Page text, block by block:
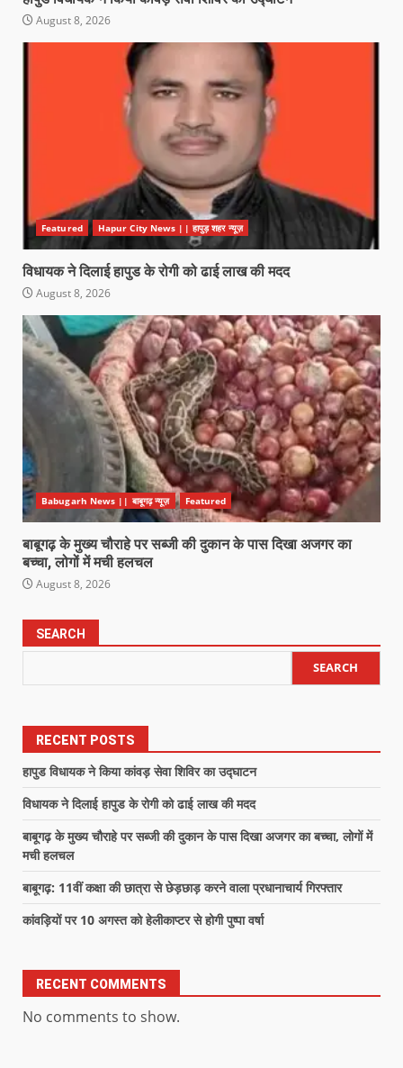
August 8, 2026
Featured Hapur City News || हापुड़ शहर न्यूज़
विधायक ने दिलाई हापुड के रोगी को ढाई लाख की मदद
August 8, 2026
Babugarh News || बाबूगढ़ न्यूज़ Featured
बाबूगढ़ के मुख्य चौराहे पर सब्जी की दुकान के पास दिखा अजगर का
बच्चा, लोगों में मची हलचल
August 8, 2026
SEARCH
SEARCH
RECENT POSTS
हापुड विधायक ने किया कांवड़ सेवा शिविर का उद्घाटन
विधायक ने दिलाई हापुड के रोगी को ढाई लाख की मदद
बाबूगढ़ के मुख्य चौराहे पर सब्जी की दुकान के पास दिखा अजगर का बच्चा, लोगों में
मची हलचल
बाबूगढ़: 11वीं कक्षा की छात्रा से छेड़छाड़ करने वाला प्रधानाचार्य गिरफ्तार
कांवड़ियों पर 10 अगस्त को हेलीकाप्टर से होगी पुष्पा वर्षा
RECENT COMMENTS
No comments to show.